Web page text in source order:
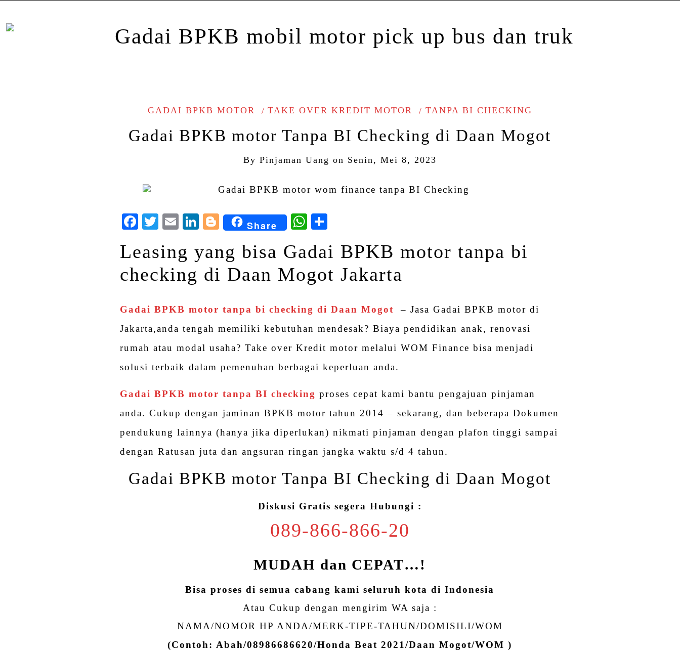
GADAI BPKB MOTOR TAKE OVER KREDIT MOTOR TANPA BI CHECKING
Gadai BPKB motor Tanpa BI Checking di Daan Mogot
By Pinjaman Uang on Senin, Mei 8, 2023
Facebook
Twitter
EmailLinkedIn
Blogger
Share WhatsApp
Leasing yang bisa Gadai BPKB motor tanpa bi
checking di Daan Mogot Jakarta
Gadai BPKB motor tanpa bi checking di Daan Mogot
– Jasa Gadai BPKB motor di
Jakarta,anda tengah memiliki kebutuhan mendesak? Biaya pendidikan anak, renovasi
rumah atau modal usaha? Take over Kredit motor melalui WOM Finance bisa menjadi
solusi terbaik dalam pemenuhan berbagai keperluan anda.
Gadai BPKB motor tanpa BI checkingproses cepat kami bantu pengajuan pinjaman
anda. Cukup dengan jaminan BPKB motor tahun 2014 – sekarang, dan beberapa Dokumen
pendukung lainnya (hanya jika diperlukan) nikmati pinjaman dengan plafon tinggi sampai
dengan Ratusan juta dan angsuran ringan jangka waktu s/d 4 tahun.
Gadai BPKB motor Tanpa BI Checking di Daan Mogot
Diskusi Gratis segera Hubungi :
089-866-866-20
MUDAH dan CEPAT…!
Bisa proses di semua cabang kami seluruh kota di Indonesia
Atau Cukup dengan mengirim WA saja :
NAMA/NOMOR HP ANDA/MERK-TIPE-TAHUN/DOMISILI/WOM
(Contoh: Abah/08986686620/Honda Beat 2021/Daan Mogot/WOM )